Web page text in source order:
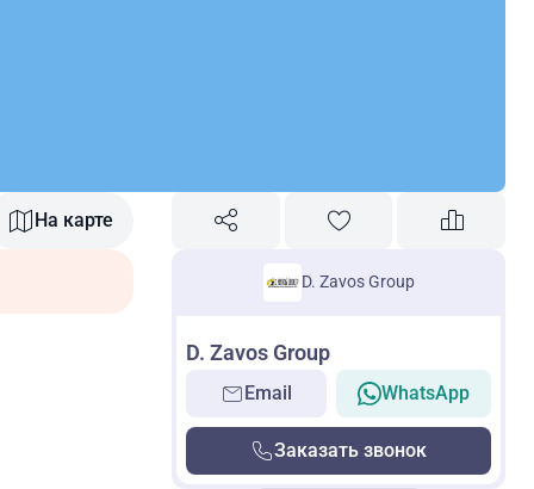
На карте
D. Zavos Group
D. Zavos Group
Email WhatsApp
Заказать звонок